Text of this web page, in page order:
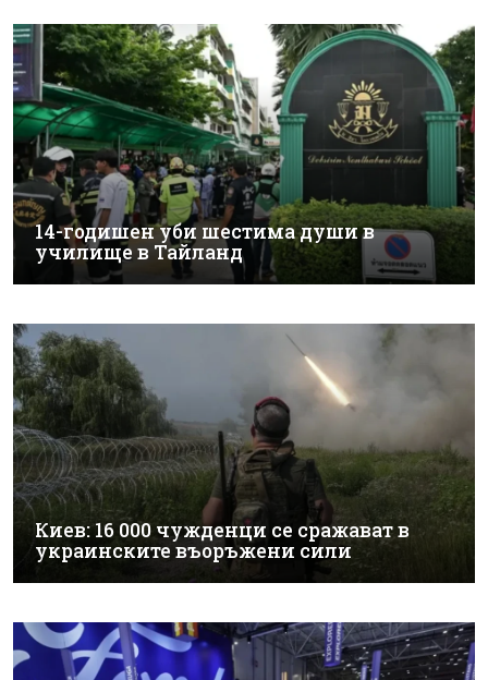
14-годишен уби шестима души в
училище в Тайланд
Киев: 16 000 чужденци се сражават в
украинските въоръжени сили